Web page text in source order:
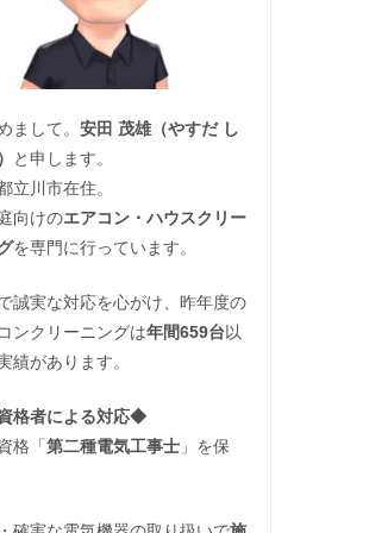
まして。 安田 茂雄（やすだ し
と申します。
立川市在住。
向けのエアコン・ハウスクリー
を専門に行っています。
誠実な対応を心がけ、昨年度の
ンクリーニングは年間659台以
績があります。
格者による対応◆
格「第二種電気工事士 」を保